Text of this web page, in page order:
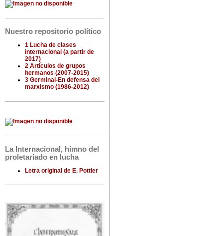
Nuestro repositorio político
1 Lucha de clases
internacional (a partir de
2017)
2 Artículos de grupos
hermanos (2007-2015)
3 Germinal-En defensa del
marxismo (1986-2012)
La Internacional, himno del
proletariado en lucha
Letra original de E. Pottier